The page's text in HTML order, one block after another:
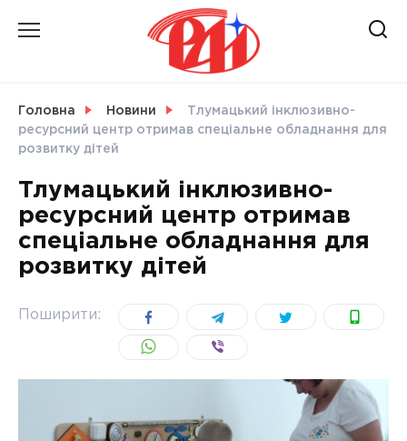
СВІТ
УКРАЇНА
Головна Новини
Тлумацький інклюзивно-
ресурсний центр отримав спеціальне обладнання для
розвитку дітей
Тлумацький інклюзивно-
ресурсний центр отримав
спеціальне обладнання для
розвитку дітей
Поширити: